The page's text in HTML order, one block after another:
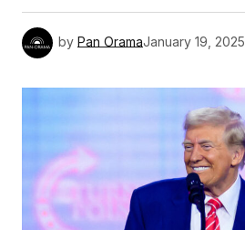
by Pan OramaJanuary 19, 2025